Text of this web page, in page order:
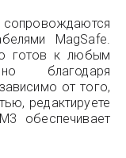
MagSafe.
готов к любым
благодаря
от того,
редактируете
обеспечивает